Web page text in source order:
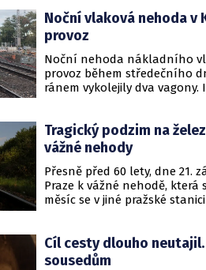
Noční vlaková nehoda v
provoz
Noční nehoda nákladního
provoz během středečního
ránem vykolejily dva vagony.
Tragický podzim na
vážné nehody
Přesně před 60 lety, dne 21.
Praze k vážné nehodě, která
měsíc se v jiné pražské
Cíl cesty dlouho
sousedům